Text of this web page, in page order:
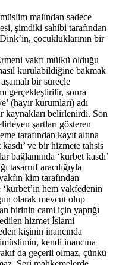
malından sadece
şimdiki sahibi tarafından
çocukluklarının bir
vakfı mülkü olduğu
kurulabildiğine bakmak
bir süreçle
gerçekleştirilir, sonra
(hayır kurumları) adı
kaynakları belirlenirdi. Son
şartları gösteren
tarafından kayıt altına
ve bir hizmete tahsis
bağlamında ‘kurbet kasdı’
tasarruf aracılığıyla
kim tarafından
hem vakfedenin
olarak mevcut olup
birinin cami için yaptığı
hizmet İslami
kişinin inancında
kendi inancına
da geçerli olmaz, çünkü